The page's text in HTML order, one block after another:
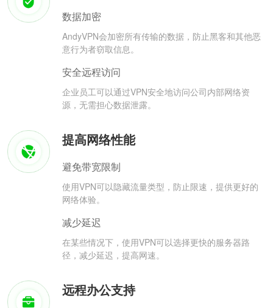
数据加密
AndyVPN会加密所有传输的数据，防止黑客和其他恶
意行为者窃取信息。
安全远程访问
企业员工可以通过VPN安全地访问公司内部网络资
源，无需担心数据泄露。
提高网络性能
避免带宽限制
使用VPN可以隐藏流量类型，防止限速，提供更好的
网络体验。
减少延迟
在某些情况下，使用VPN可以选择更快的服务器路
径，减少延迟，提高网速。
远程办公支持